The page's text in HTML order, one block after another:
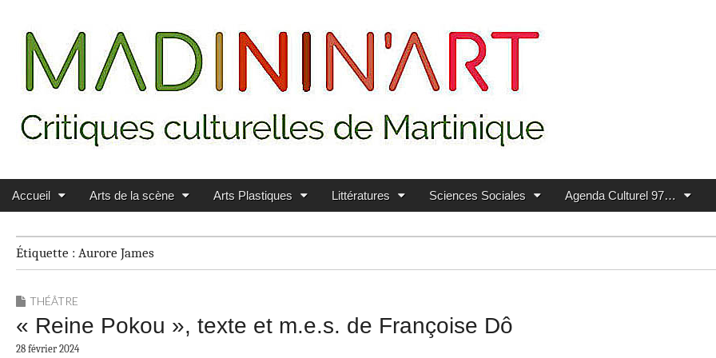
MADININ'ART
Main menu
Skip to content
Accueil Arts de la scène Arts Plastiques Littératures Sciences Sociales Agenda Culturel 97…
Étiquette : Aurore James
THÉÂTRE
« Reine Pokou », texte et m.e.s. de Françoise Dô
28 février 2024